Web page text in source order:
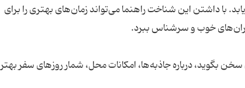
با داشتن این شناخت راهنما می‌تواند زمان‌های بهتری را برای
بگوید، درباره جاذبه‌ها، امکانات محل، شمار روزهای سفر بهتر